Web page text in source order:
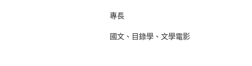
專長
國文、目錄學、文學電影